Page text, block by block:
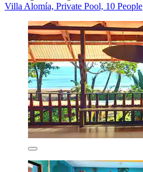
Villa Alomía, Private Pool, 10 People